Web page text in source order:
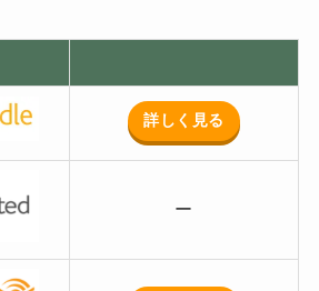
詳しく見る
ー